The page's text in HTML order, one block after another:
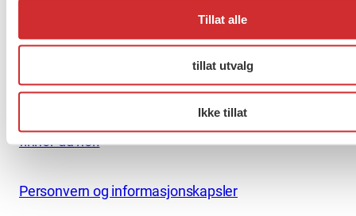
Tillat alle
tillat utvalg
Ikke tillat
Nettredaktør: nettredaktor@fo.no
Ansvarlig redaktør: Marianne Solberg
Fakturaadresser til FO sentralt og FOs avdelinger
finner du her.
Personvern og informasjonskapsler